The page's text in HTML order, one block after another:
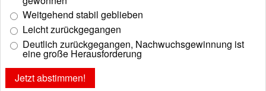
Weitgehend stabil geblieben
Leicht zurückgegangen
Deutlich zurückgegangen, Nachwuchsgewinnung ist
eine große Herausforderung